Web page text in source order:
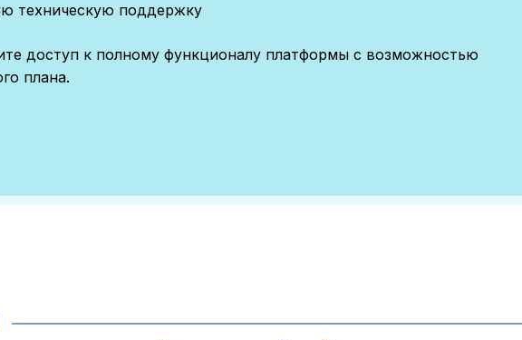
техническую поддержку
доступ к полному функционалу платформы с возможностью
плана.